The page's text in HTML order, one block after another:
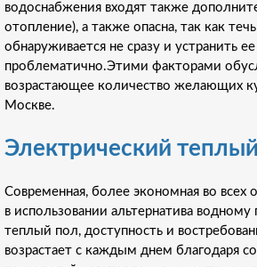
водоснабжения входят также
отопление), а также опасна, так как
обнаруживается не сразу и устранить
проблематично.Этими факторами
возрастающее количество желающих
Москве.
Электрический
Современная, более экономная во всех
в использовании альтернатива водному
теплый пол, доступность и
возрастает с каждым днем благодаря